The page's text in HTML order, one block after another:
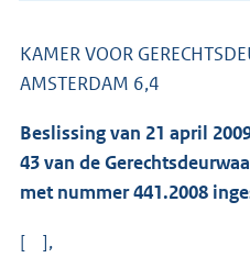
KAMER VOOR
AMSTERDAM 6,4
Beslissing van 21 april
43 van de
met nummer 441.2008
[ ],